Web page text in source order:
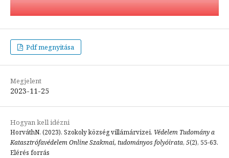
Pdf megnyitása
Megjelent
2023-11-25
Hogyan kell idézni
HorváthN. (2023). Szokoly község villámárvizei. Védelem Tudomány a
Katasztrófavédelem Online Szakmai, tudományos folyóirata, 5(2), 55-63.
Elérés forrás